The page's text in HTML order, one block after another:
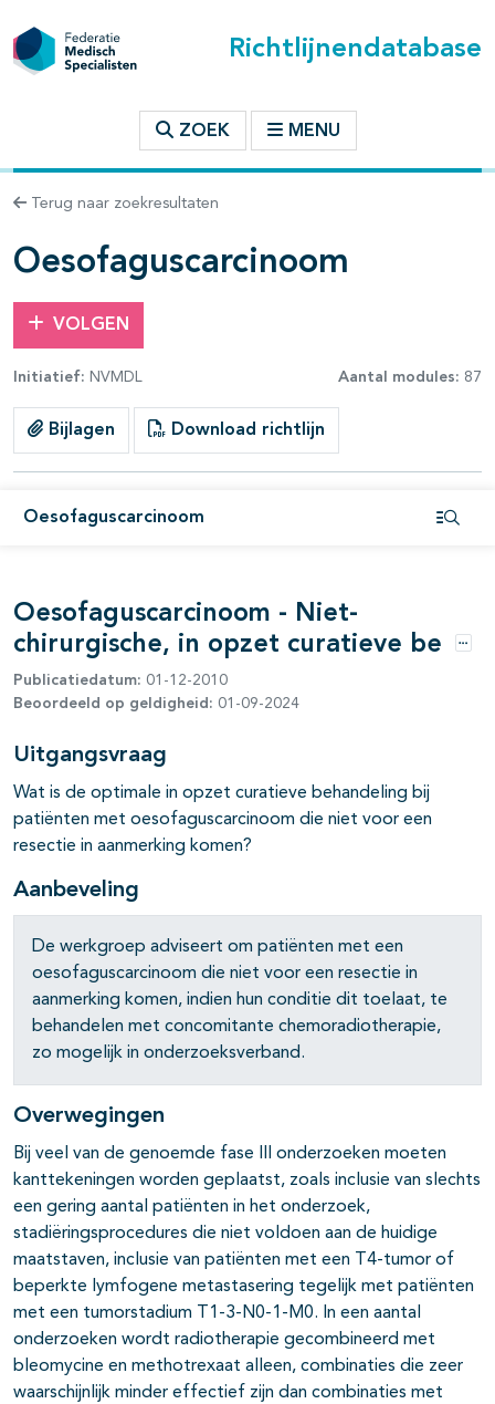
Richtlijnendatabase
ZOEK MENU
Terug naar zoekresultaten
Oesofaguscarcinoom
VOLGEN
Initiatief: NVMDL Aantal modules: 87
Bijlagen Download richtlijn
Oesofaguscarcinoom
binnen deze richtlijn
open- en dichtklappen
open- en dichtklappen
open- en dichtklappen
open- en dichtklappen
open- en dichtklappen
open- en dichtklappen
open- en dichtklappen
open- en dichtklappen
open- en dichtklappen
open- en dichtklappen
open- en dichtklappen
Oesofaguscarcinoom - Niet-
chirurgische, in opzet curatieve be
Publicatiedatum: 01-12-2010
Beoordeeld op geldigheid: 01-09-2024
Uitgangsvraag
Wat is de optimale in opzet curatieve behandeling bij
patiënten met oesofaguscarcinoom die niet voor een
resectie in aanmerking komen?
Aanbeveling
De werkgroep adviseert om patiënten met een
oesofaguscarcinoom die niet voor een resectie in
aanmerking komen, indien hun conditie dit toelaat, te
behandelen met concomitante chemoradiotherapie,
zo mogelijk in onderzoeksverband.
Overwegingen
Bij veel van de genoemde fase III onderzoeken moeten
kanttekeningen worden geplaatst, zoals inclusie van slechts
een gering aantal patiënten in het onderzoek,
stadiëringsprocedures die niet voldoen aan de huidige
maatstaven, inclusie van patiënten met een T4-tumor of
beperkte lymfogene metastasering tegelijk met patiënten
met een tumorstadium T1-3-N0-1-M0. In een aantal
onderzoeken wordt radiotherapie gecombineerd met
bleomycine en methotrexaat alleen, combinaties die zeer
waarschijnlijk minder effectief zijn dan combinaties met